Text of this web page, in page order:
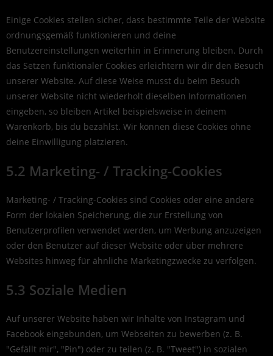
Einige Cookies stellen sicher, dass bestimmte Teile der Website
ordnungsgemäß funktionieren und deine
Benutzereinstellungen weiterhin in Erinnerung bleiben. Durch
das Setzen funktionaler Cookies erleichtern wir dir den Besuch
unserer Website. Auf diese Weise musst du beim Besuch
unserer Website nicht wiederholt dieselben Informationen
eingeben, so bleiben Artikel beispielsweise in deinem
Warenkorb, bis du bezahlst. Wir können diese Cookies ohne
deine Einwilligung platzieren.
5.2 Marketing- / Tracking-Cookies
Marketing- / Tracking-Cookies sind Cookies oder eine andere
Form der lokalen Speicherung, die zur Erstellung von
Benutzerprofilen verwendet werden, um Werbung anzuzeigen
oder den Benutzer auf dieser Website oder über mehrere
Websites hinweg für ähnliche Marketingzwecke zu verfolgen.
5.3 Soziale Medien
Auf unserer Website haben wir Inhalte von Instagram und
Facebook eingebunden, um Webseiten zu bewerben (z. B.
"Gefällt mir", "Pin") oder zu teilen (z. B. "Tweet") in sozialen